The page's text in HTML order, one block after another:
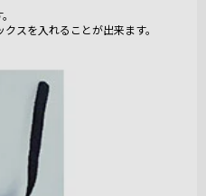
スを入れることが出来ます。